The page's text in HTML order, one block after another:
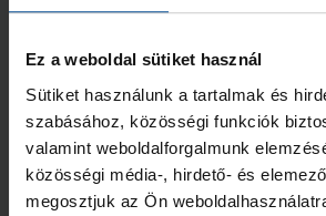
Ez a weboldal sütiket használ
Sütiket használunk a tartalmak és
szabásához, közösségi funkciók
valamint weboldalforgalmunk
közösségi média-, hirdető- és
megosztjuk az Ön
Szeptember 10-én itthon
kezdünk a Bajnokok Ligájában